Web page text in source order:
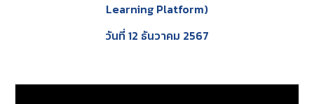
Learning Platform)
วันที่ 12 ธันวาคม 2567